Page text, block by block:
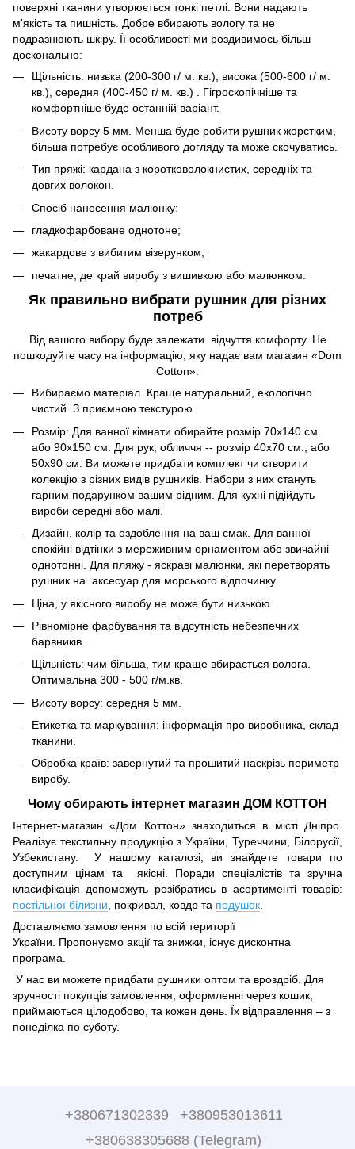
поверхні тканини утворюється тонкі петлі. Вони надають
м'якість та пишність. Добре вбирають вологу та не
подразнюють шкіру. Її особливості ми роздивимось більш
досконально:
Щільність: низька (200-300 г/ м. кв.), висока (500-600 г/ м.
кв.), середня (400-450 г/ м. кв.) . Гігроскопічніше та
комфортніше буде останній варіант.
Висоту ворсу 5 мм. Менша буде робити рушник жорстким,
більша потребує особливого догляду та може скочуватись.
Тип пряжі: кардана з коротковолокнистих, середніх та
довгих волокон.
Спосіб нанесення малюнку:
гладкофарбоване однотоне;
жакардове з вибитим візерунком;
печатне, де край виробу з вишивкою або малюнком.
Як правильно вибрати рушник для різних
потреб
Від вашого вибору буде залежати відчуття комфорту. Не
пошкодуйте часу на інформацію, яку надає вам магазин «Dom
Cotton».
Вибираємо матеріал. Краще натуральний, екологічно
чистий. З приємною текстурою.
Розмір: Для ванної кімнати обирайте розмір 70х140 см.
або 90х150 см. Для рук, обличчя -- розмір 40х70 см., або
50х90 см. Ви можете придбати комплект чи створити
колекцію з різних видів рушників. Набори з них стануть
гарним подарунком вашим рідним. Для кухні підійдуть
вироби середні або малі.
Дизайн, колір та оздоблення на ваш смак. Для ванної
спокійні відтінки з мереживним орнаментом або звичайні
однотонні. Для пляжу - яскраві малюнки, які перетворять
рушник на аксесуар для морського відпочинку.
Ціна, у якісного виробу не може бути низькою.
Рівномірне фарбування та відсутність небезпечних
барвників.
Щільність: чим більша, тим краще вбирається волога.
Оптимальна 300 - 500 г/м.кв.
Висоту ворсу: середня 5 мм.
Етикетка та маркування: інформація про виробника, склад
тканини.
Обробка країв: завернутий та прошитий наскрізь периметр
виробу.
Чому обирають інтернет магазин ДОМ КОТТОН
Інтернет-магазин «Дом Коттон» знаходиться в місті Дніпро.
Реалізує текстильну продукцію з України, Туреччини, Білорусії,
Узбекистану. У нашому каталозі, ви знайдете товари по
доступним цінам та якісні. Поради спеціалістів та зручна
класифікація допоможуть розібратись в асортименті товарів:
постільної білизни, покривал, ковдр та подушок.
Доставляємо замовлення по всій території
України. Пропонуємо акції та знижки, існує дисконтна
програма.
У нас ви можете придбати рушники оптом та вроздріб. Для
зручності покупців замовлення, оформленні через кошик,
приймаються цілодобово, та кожен день. Їх відправлення – з
понеділка по суботу.
+380671302339
+380953013611
+380638305688 (Telegram)